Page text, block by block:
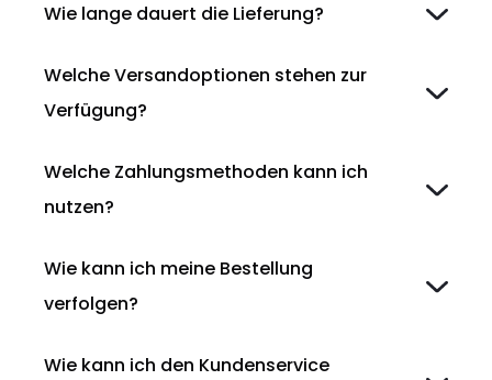
Wie lange dauert die Lieferung?
Welche Versandoptionen stehen zur
Verfügung?
Welche Zahlungsmethoden kann ich
nutzen?
Wie kann ich meine Bestellung
verfolgen?
Wie kann ich den Kundenservice